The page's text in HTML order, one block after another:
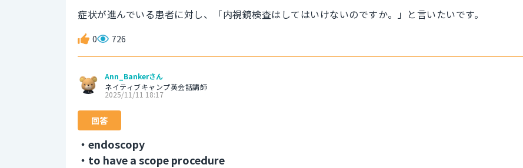
症状が進んでいる患者に対し、「内視鏡検査はしてはいけないのですか。」と言いたいです。
0 726
Ann_Bankerさん
ネイティブキャンプ英会話講師
2025/11/11 18:17
回答
・endoscopy
・to have a scope procedure